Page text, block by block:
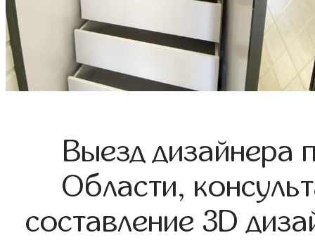
Выезд дизайнера
Области,
составление 3D